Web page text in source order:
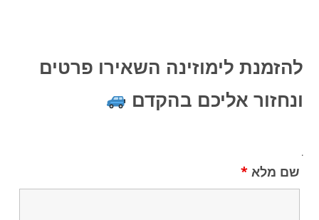
להזמנת לימוזינה השאירו פרטים
ונחזור אליכם בהקדם
.
שם מלא*